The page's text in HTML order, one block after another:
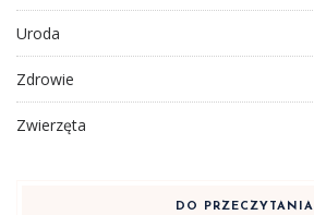
Uroda
Zdrowie
Zwierzęta
DO PRZECZYTANIA